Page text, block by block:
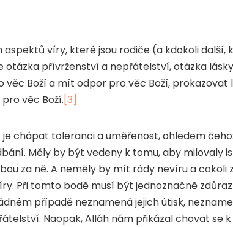
aspektů víry, které jsou rodiče (a kdokoli další,
otázka přívrženství a nepřátelství, otázka
Boží a mít odpor pro věc Boží, prokazovat
věc Boží.[3]
chápat toleranci a uměřenost, ohledem
Měly by být vedeny k tomu, aby milovaly
za ně. A neměly by mít rády nevíru a
Při tomto bodě musí být jednoznačně
případě neznamená jejich útisk,
Naopak, Alláh nám přikázal chovat se